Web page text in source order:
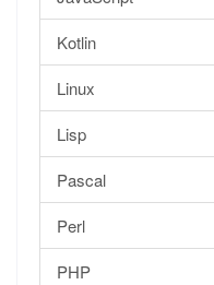
Kotlin
Linux
Lisp
Pascal
Perl
PHP